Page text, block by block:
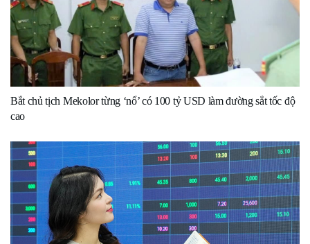
Bắt chủ tịch Mekolor từng ‘nổ’ có 100 tỷ USD làm đường sắt tốc độ
cao